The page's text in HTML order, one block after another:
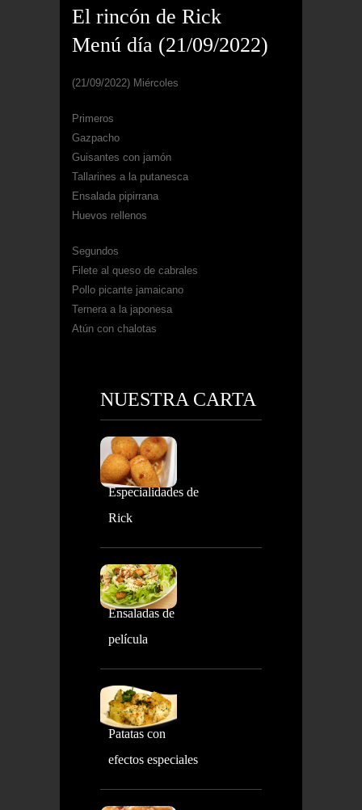
El rincón de Rick
Menú día (21/09/2022)
(21/09/2022) Miércoles
Primeros
Gazpacho
Guisantes con jamón
Tallarines a la putanesca
Ensalada pipirrana
Huevos rellenos
Segundos
Filete al queso de cabrales
Pollo picante jamaicano
Ternera a la japonesa
Atún con chalotas
NUESTRA CARTA
Especialidades de
Rick
Ensaladas de
película
Patatas con
efectos especiales